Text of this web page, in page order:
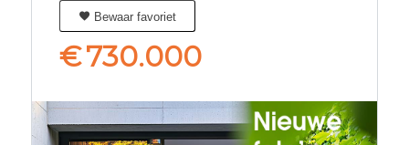
Bewaar favoriet
€730.000